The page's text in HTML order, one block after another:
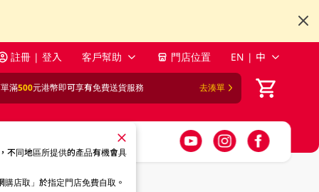
註冊 | 登入 客戶幫助 門店位置 EN | 中
滿500元港幣即可享有免費送貨服務 去湊單
不同地區所提供的產品有機會具
店取」於指定門店免費自取。